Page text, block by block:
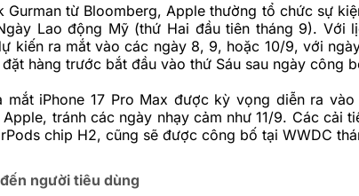
Gurman từ Bloomberg, Apple thường tổ chức sự
Lao động Mỹ (thứ Hai đầu tiên tháng 9). Với
kiến ra mắt vào các ngày 8, 9, hoặc 10/9, với
hàng trước bắt đầu vào thứ Sáu sau ngày công
mắt iPhone 17 Pro Max được kỳ vọng diễn ra
tránh các ngày nhạy cảm như 11/9. Các cải
chip H2, cũng sẽ được công bố tại WWDC
người tiêu dùng